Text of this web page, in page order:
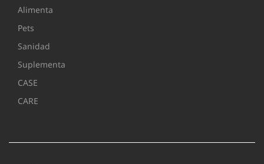
Alimenta
Pets
Sanidad
Suplementa
CASE
CARE